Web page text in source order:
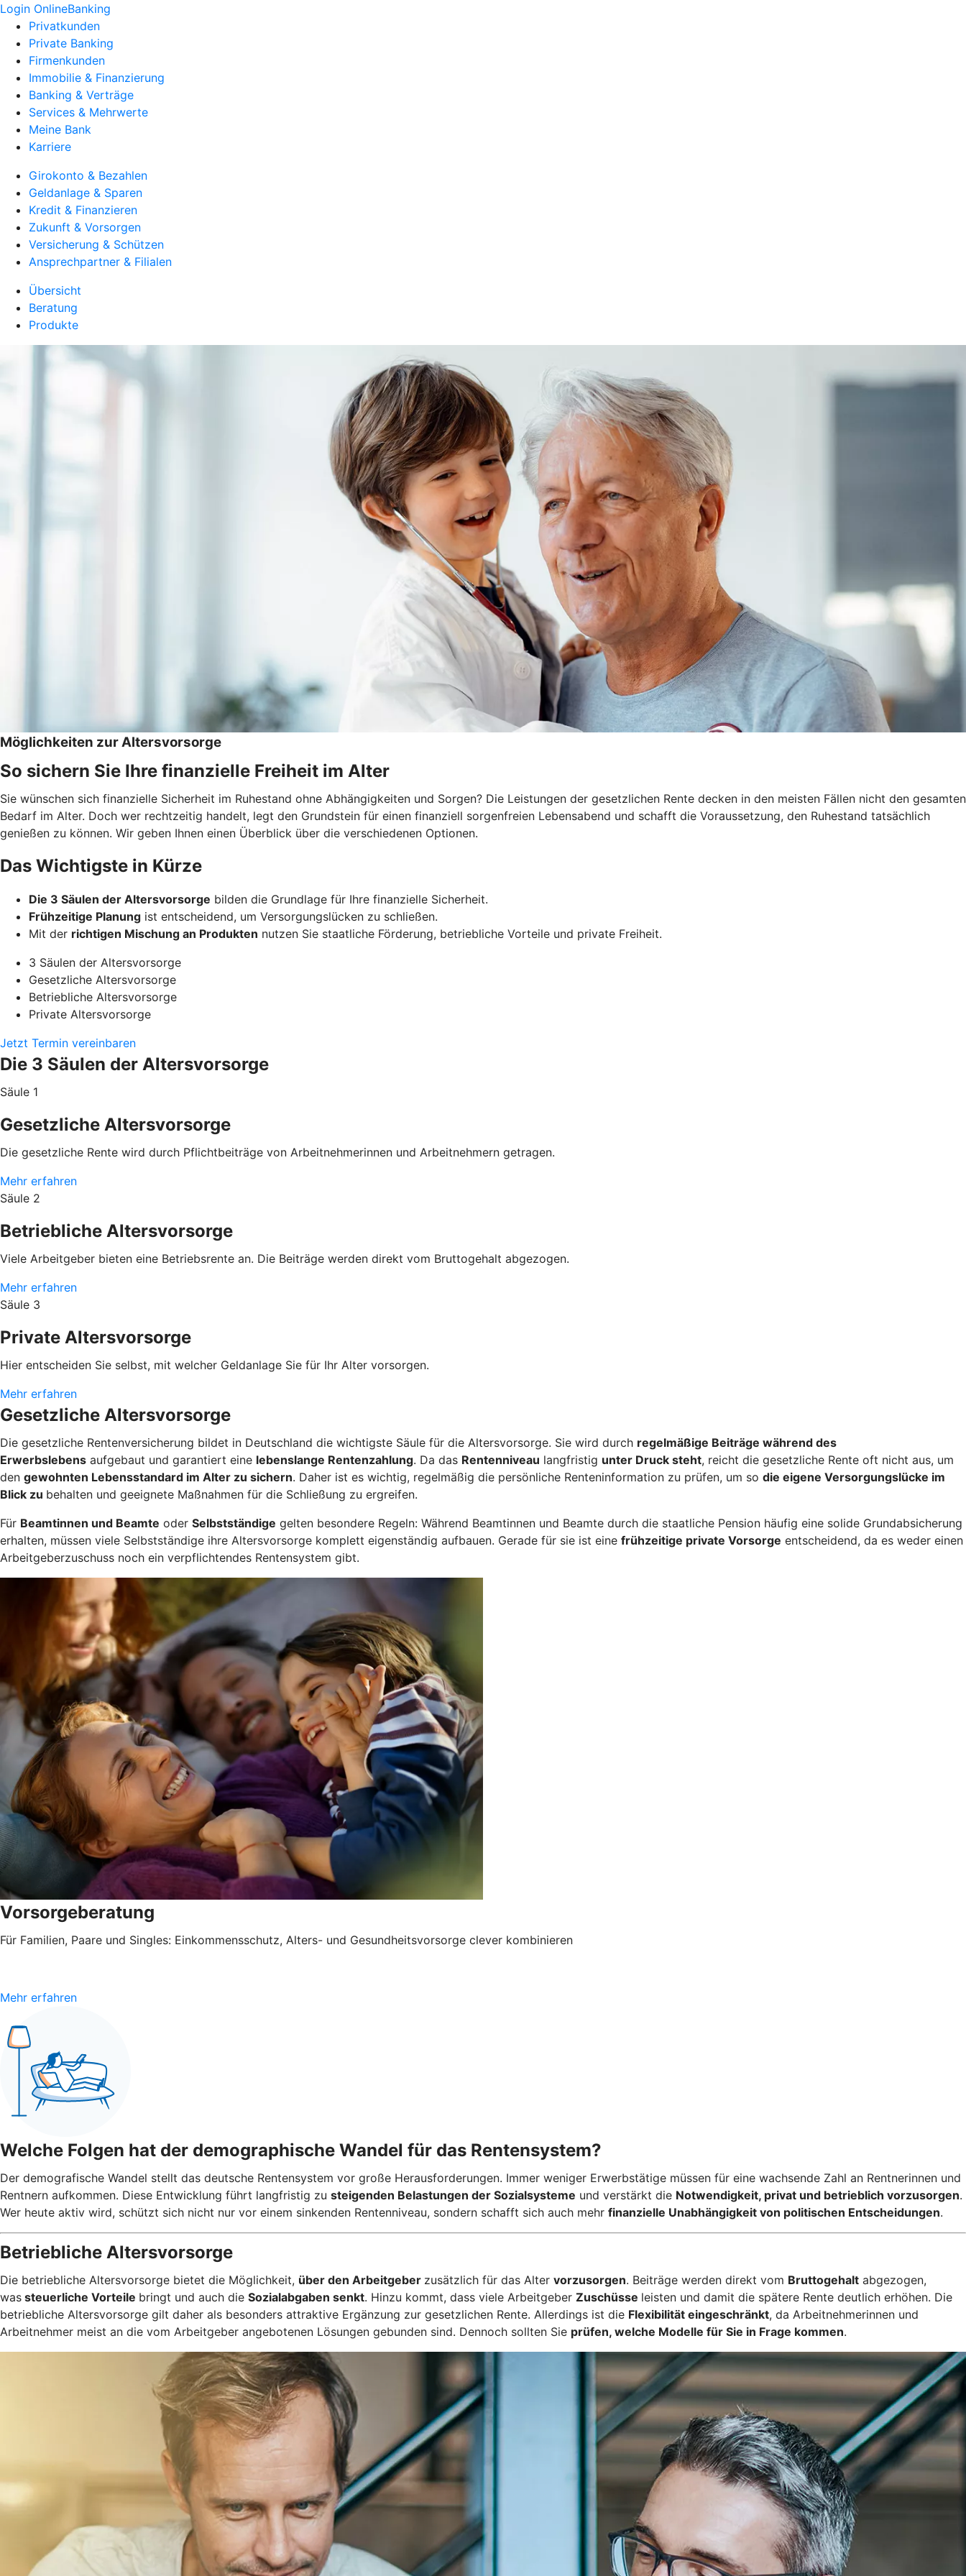
Login OnlineBanking
Privatkunden
Private Banking
Firmenkunden
Immobilie & Finanzierung
Banking & Verträge
Services & Mehrwerte
Meine Bank
Karriere
Girokonto & Bezahlen
Geldanlage & Sparen
Kredit & Finanzieren
Zukunft & Vorsorgen
Versicherung & Schützen
Ansprechpartner & Filialen
Übersicht
Beratung
Produkte
Möglichkeiten zur Altersvorsorge
So sichern Sie Ihre finanzielle Freiheit im Alter
Sie wünschen sich finanzielle Sicherheit im Ruhestand ohne Abhängigkeiten und Sorgen? Die Leistungen der gesetzlichen Rente decken in den meisten Fällen nicht den gesamten
Bedarf im Alter. Doch wer rechtzeitig handelt, legt den Grundstein für einen finanziell sorgenfreien Lebensabend und schafft die Voraussetzung, den Ruhestand tatsächlich
genießen zu können. Wir geben Ihnen einen Überblick über die verschiedenen Optionen.
Das Wichtigste in Kürze
Die 3 Säulen der Altersvorsorge bilden die Grundlage für Ihre finanzielle Sicherheit.
Frühzeitige Planung ist entscheidend, um Versorgungslücken zu schließen.
Mit der richtigen Mischung an Produkten nutzen Sie staatliche Förderung, betriebliche Vorteile und private Freiheit.
3 Säulen der Altersvorsorge
Gesetzliche Altersvorsorge
Betriebliche Altersvorsorge
Private Altersvorsorge
Jetzt Termin vereinbaren
Die 3 Säulen der Altersvorsorge
Säule 1
Gesetzliche Altersvorsorge
Die gesetzliche Rente wird durch Pflichtbeiträge von Arbeitnehmerinnen und Arbeitnehmern getragen.
Mehr erfahren
Säule 2
Betriebliche Altersvorsorge
Viele Arbeitgeber bieten eine Betriebsrente an. Die Beiträge werden direkt vom Bruttogehalt abgezogen.
Mehr erfahren
Säule 3
Private Altersvorsorge
Hier entscheiden Sie selbst, mit welcher Geldanlage Sie für Ihr Alter vorsorgen.
Mehr erfahren
Gesetzliche Altersvorsorge
Die gesetzliche Rentenversicherung bildet in Deutschland die wichtigste Säule für die Altersvorsorge. Sie wird durch regelmäßige Beiträge während des
Erwerbslebens aufgebaut und garantiert eine lebenslange Rentenzahlung. Da das Rentenniveau langfristig unter Druck steht, reicht die gesetzliche Rente oft nicht aus, um
den gewohnten Lebensstandard im Alter zu sichern. Daher ist es wichtig, regelmäßig die persönliche Renteninformation zu prüfen, um so die eigene Versorgungslücke im
Blick zu behalten und geeignete Maßnahmen für die Schließung zu ergreifen.
Für Beamtinnen und Beamte oder Selbstständige gelten besondere Regeln: Während Beamtinnen und Beamte durch die staatliche Pension häufig eine solide Grundabsicherung
erhalten, müssen viele Selbstständige ihre Altersvorsorge komplett eigenständig aufbauen. Gerade für sie ist eine frühzeitige private Vorsorge entscheidend, da es weder einen
Arbeitgeberzuschuss noch ein verpflichtendes Rentensystem gibt.
Vorsorgeberatung
Für Familien, Paare und Singles: Einkommensschutz, Alters- und Gesundheitsvorsorge clever kombinieren
Mehr erfahren
Welche Folgen hat der demographische Wandel für das Rentensystem?
Der demografische Wandel stellt das deutsche Rentensystem vor große Herausforderungen. Immer weniger Erwerbstätige müssen für eine wachsende Zahl an Rentnerinnen und
Rentnern aufkommen. Diese Entwicklung führt langfristig zu steigenden Belastungen der Sozialsysteme und verstärkt die Notwendigkeit, privat und betrieblich vorzusorgen.
Wer heute aktiv wird, schützt sich nicht nur vor einem sinkenden Rentenniveau, sondern schafft sich auch mehr finanzielle Unabhängigkeit von politischen Entscheidungen.
Betriebliche Altersvorsorge
Die betriebliche Altersvorsorge bietet die Möglichkeit, über den Arbeitgeber zusätzlich für das Alter vorzusorgen. Beiträge werden direkt vom Bruttogehalt abgezogen,
was steuerliche Vorteile bringt und auch die Sozialabgaben senkt. Hinzu kommt, dass viele Arbeitgeber Zuschüsse leisten und damit die spätere Rente deutlich erhöhen. Die
betriebliche Altersvorsorge gilt daher als besonders attraktive Ergänzung zur gesetzlichen Rente. Allerdings ist die Flexibilität eingeschränkt, da Arbeitnehmerinnen und
Arbeitnehmer meist an die vom Arbeitgeber angebotenen Lösungen gebunden sind. Dennoch sollten Sie prüfen, welche Modelle für Sie in Frage kommen.